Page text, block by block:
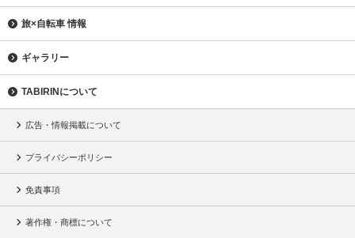
旅×自転車 情報
ギャラリー
TABIRINについて
広告・情報掲載について
プライバシーポリシー
免責事項
著作権・商標について